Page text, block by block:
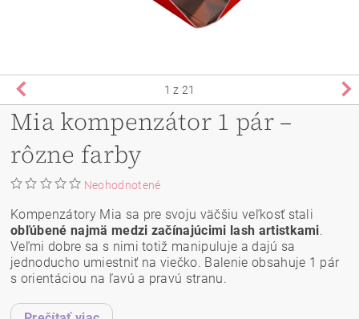
1 z 21
Mia kompenzátor 1 pár –
rôzne farby
Neohodnotené
Kompenzátory Mia sa pre svoju väčšiu veľkosť stali
obľúbené najmä medzi začínajúcimi lash artistkami.
Veľmi dobre sa s nimi totiž manipuluje a dajú sa
jednoducho umiestniť na viečko. Balenie obsahuje 1 pár
s orientáciou na ľavú a pravú stranu.